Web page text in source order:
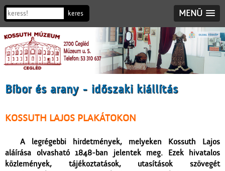
MENÜ
Bíbor és arany - időszaki kiállítás
KOSSUTH LAJOS PLAKÁTOKON
A legrégebbi hirdetmények, melyeken Kossuth Lajos
aláírása olvasható 1848-ban jelentek meg. Ezek hivatalos
közlemények, tájékoztatások, utasítások szövegét